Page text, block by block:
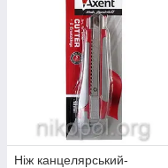
Ніж канцелярський-